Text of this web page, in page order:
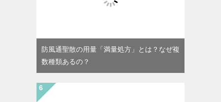
防風通聖散の用量「満量処方」とは？なぜ複
数種類あるの？